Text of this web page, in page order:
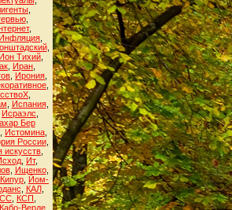
,
,
Инфляция
,
Ион Тихий
Иран
Ирония
Испания,
Исраэлс
Бер
Истомина
России,
искусств
Ит,
, Ищенко,
Йом-
КАЛ,
КСП
Кабо-Верде,